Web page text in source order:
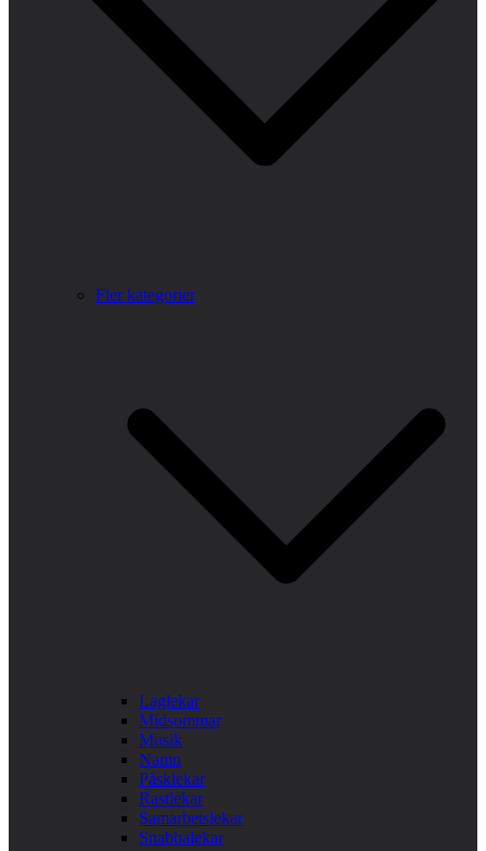
Fler kategorier
Laglekar
Midsommar
Musik
Namn
Påsklekar
Rastlekar
Samarbetslekar
Snabbalekar